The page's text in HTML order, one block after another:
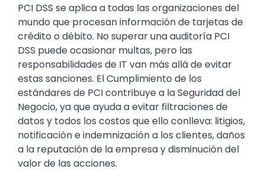
PCI DSS se aplica a todas las organizaciones del
mundo que procesan información de tarjetas de
crédito o débito. No superar una auditoría PCI
DSS puede ocasionar multas, pero las
responsabilidades de IT van más allá de evitar
estas sanciones. El Cumplimiento de los
estándares de PCI contribuye a la Seguridad del
Negocio, ya que ayuda a evitar filtraciones de
datos y todos los costos que ello conlleva: litigios,
notificación e indemnización a los clientes, daños
a la reputación de la empresa y disminución del
valor de las acciones.